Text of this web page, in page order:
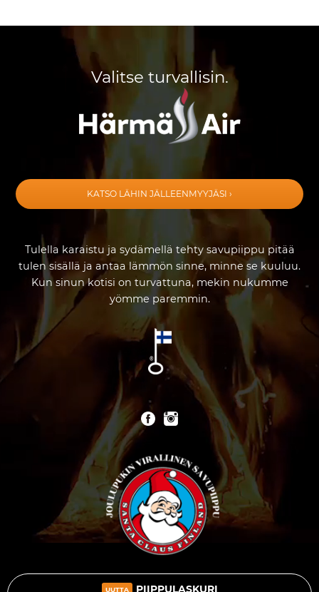
Valitse turvallisin.
KATSO LÄHIN JÄLLEENMYYJÄSI ›
Tulella karaistu ja sydämellä tehty savupiippu pitää
tulen sisällä ja antaa lämmön sinne, minne se kuuluu.
Kun sinun kotisi on turvattuna, mekin nukumme
yömme paremmin.
UUTTA PIIPPULASKURI